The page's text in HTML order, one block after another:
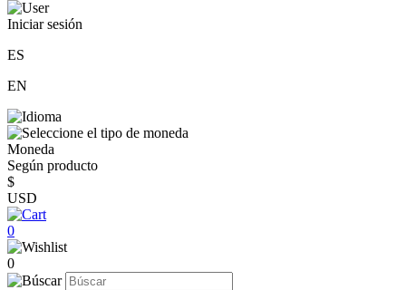
Iniciar sesión
ES
EN
Moneda
Según producto
$
USD
0
0